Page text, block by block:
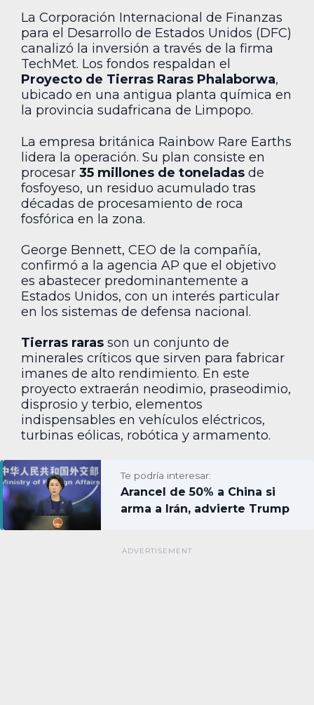
La Corporación Internacional de Finanzas
para el Desarrollo de Estados Unidos (DFC)
canalizó la inversión a través de la firma
TechMet. Los fondos respaldan el
Proyecto de Tierras Raras Phalaborwa,
ubicado en una antigua planta química en
la provincia sudafricana de Limpopo.
La empresa británica Rainbow Rare Earths
lidera la operación. Su plan consiste en
procesar 35 millones de toneladas de
fosfoyeso, un residuo acumulado tras
décadas de procesamiento de roca
fosfórica en la zona.
George Bennett, CEO de la compañía,
confirmó a la agencia AP que el objetivo
es abastecer predominantemente a
Estados Unidos, con un interés particular
en los sistemas de defensa nacional.
Tierras raras son un conjunto de
minerales críticos que sirven para fabricar
imanes de alto rendimiento. En este
proyecto extraerán neodimio, praseodimio,
disprosio y terbio, elementos
indispensables en vehículos eléctricos,
turbinas eólicas, robótica y armamento.
Te podría interesar:
Arancel de 50% a China si
arma a Irán, advierte Trump